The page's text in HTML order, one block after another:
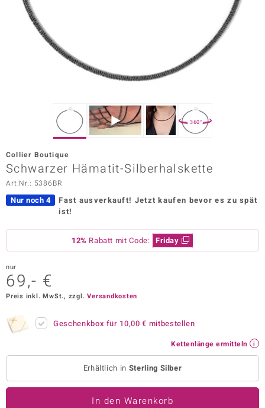
Edition
Vogue
Paraíso
Collection
BY DE MELO
360°
Collier Boutique
Schwarzer Hämatit-Silberhalskette
Art.Nr.: 5386BR
Nur noch 4 Fast ausverkauft! Jetzt kaufen bevor es zu spät
ist!
12% Rabatt mit Code: Friday
nur
69,- €
Preis inkl. MwSt., zzgl.Versandkosten
Geschenkbox für 10,00 € mitbestellen
Kettenlänge ermitteln
Erhältlich in Sterling Silber
In den Warenkorb